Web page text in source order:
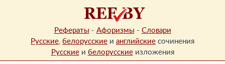
Рефераты - Афоризмы - Словари
Русские, белорусские и английские сочинения
Русскиеи белорусскиеизложения